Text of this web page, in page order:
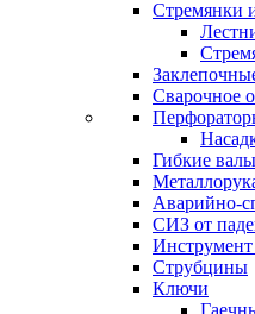
Стремянки
Сварочное
Гибкие валы
Аварийно-
СИЗ от
Струбцины
Ключи